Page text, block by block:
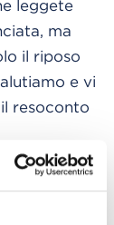
leggete
ma
il riposo
e vi
resoconto